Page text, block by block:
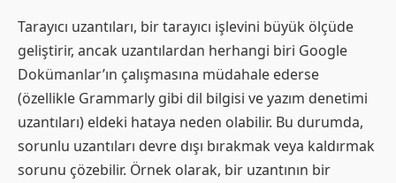
Tarayıcı uzantıları, bir tarayıcı işlevini büyük ölçüde
geliştirir, ancak uzantılardan herhangi biri Google
Dokümanlar’ın çalışmasına müdahale ederse
(özellikle Grammarly gibi dil bilgisi ve yazım denetimi
uzantıları) eldeki hataya neden olabilir. Bu durumda,
sorunlu uzantıları devre dışı bırakmak veya kaldırmak
sorunu çözebilir. Örnek olarak, bir uzantının bir